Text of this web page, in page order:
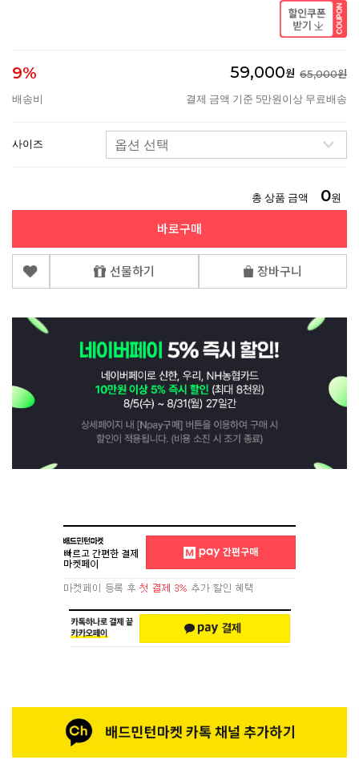
9% 59,000원 65,000원
배송비
결제 금액 기준 5만원이상 무료배송
사이즈
총 상품 금액 0원
바로구매
선물하기 장바구니